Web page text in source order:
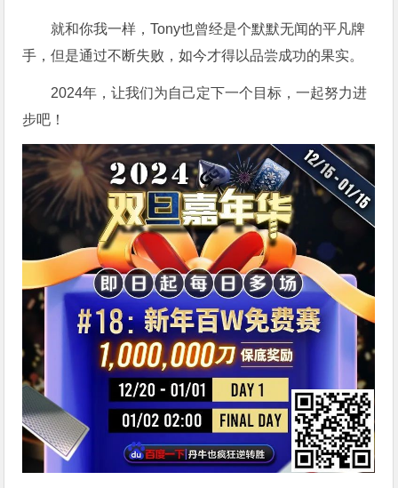
就和你我一样，Tony也曾经是个默默无闻的平凡牌
手，但是通过不断失败，如今才得以品尝成功的果实。
2024年，让我们为自己定下一个目标，一起努力进
步吧！